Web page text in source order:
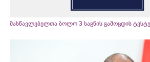
მასწავლებელთა ბოლო 3 საგნის გამოცდის